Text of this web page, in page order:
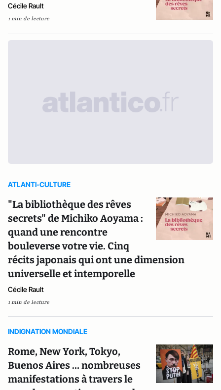
Cécile Rault
1 min de lecture
ATLANTI-CULTURE
"La bibliothèque des rêves
secrets" de Michiko Aoyama :
quand une rencontre
bouleverse votre vie. Cinq
récits japonais qui ont une dimension
universelle et intemporelle
Cécile Rault
1 min de lecture
INDIGNATION MONDIALE
Rome, New York, Tokyo,
Buenos Aires … nombreuses
manifestations à travers le